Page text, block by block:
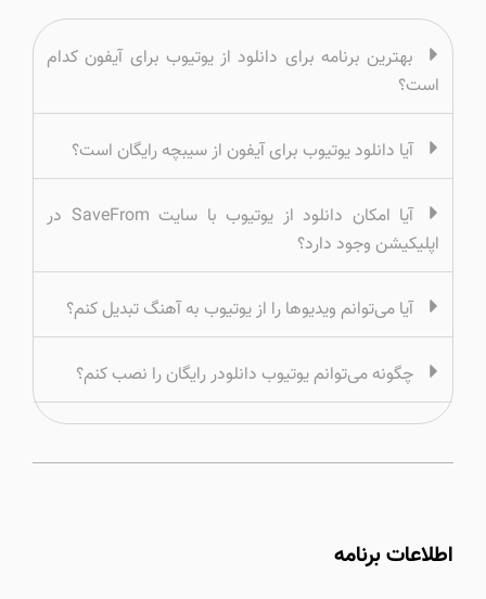
بهترین برنامه برای دانلود از یوتیوب برای آیفون کدام
است؟
آیا دانلود یوتیوب برای آیفون از سیبچه رایگان است؟
آیا امکان دانلود از یوتیوب با سایت SaveFrom در
اپلیکیشن وجود دارد؟
آیا می‌توانم ویدیوها را از یوتیوب به آهنگ تبدیل کنم؟
چگونه می‌توانم یوتیوب دانلودر رایگان را نصب کنم؟
اطلاعات برنامه